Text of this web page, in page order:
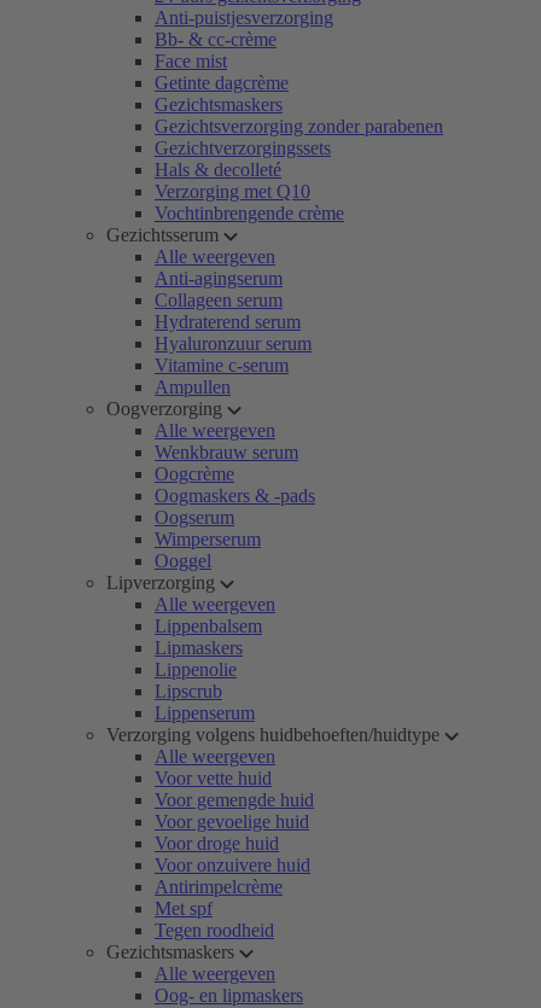
Anti-puistjesverzorging
Bb- & cc-crème
Face mist
Getinte dagcrème
Gezichtsmaskers
Gezichtsverzorging zonder parabenen
Gezichtverzorgingssets
Hals & decolleté
Verzorging met Q10
Vochtinbrengende crème
Gezichtsserum
Alle weergeven
Anti-agingserum
Collageen serum
Hydraterend serum
Hyaluronzuur serum
Vitamine c-serum
Ampullen
Oogverzorging
Alle weergeven
Wenkbrauw serum
Oogcrème
Oogmaskers & -pads
Oogserum
Wimperserum
Ooggel
Lipverzorging
Alle weergeven
Lippenbalsem
Lipmaskers
Lippenolie
Lipscrub
Lippenserum
Verzorging volgens huidbehoeften/huidtype
Alle weergeven
Voor vette huid
Voor gemengde huid
Voor gevoelige huid
Voor droge huid
Voor onzuivere huid
Antirimpelcrème
Met spf
Tegen roodheid
Gezichtsmaskers
Alle weergeven
Oog- en lipmaskers